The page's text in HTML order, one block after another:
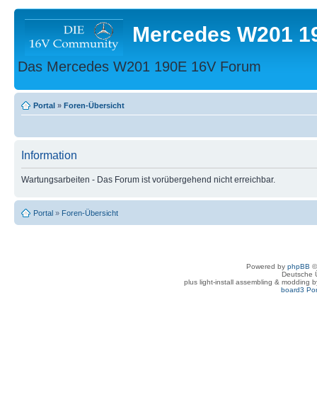
Mercedes W201
Das Mercedes W201 190E 16V Forum
Portal » Foren-Übersicht
Information
Wartungsarbeiten - Das Forum ist vorübergehend nicht erreichbar.
Portal » Foren-Übersicht
Powered by phpBB
Deutsche
plus light-install assembling & modding
board3